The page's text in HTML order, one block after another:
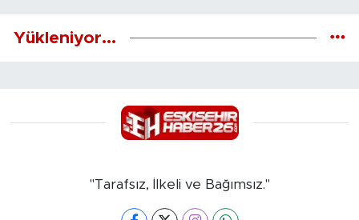
Yükleniyor...
"Tarafsız, İlkeli ve Bağımsız."